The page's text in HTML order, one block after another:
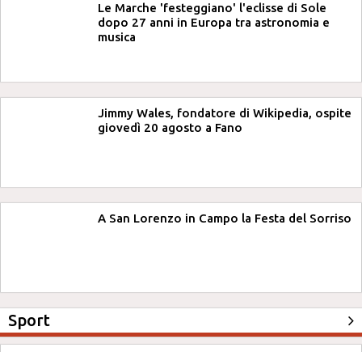
Le Marche 'festeggiano' l'eclisse di Sole
dopo 27 anni in Europa tra astronomia e
musica
Jimmy Wales, fondatore di Wikipedia, ospite
giovedì 20 agosto a Fano
A San Lorenzo in Campo la Festa del Sorriso
Sport